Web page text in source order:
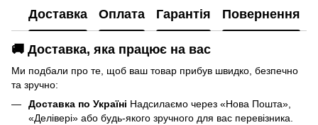
Доставка Оплата Гарантія Повернення
🚚 Доставка, яка працює на вас
Ми подбали про те, щоб ваш товар прибув швидко, безпечно
та зручно:
Доставка по Україні Надсилаємо через «Нова Пошта»,
«Делівері» або будь-якого зручного для вас перевізника.